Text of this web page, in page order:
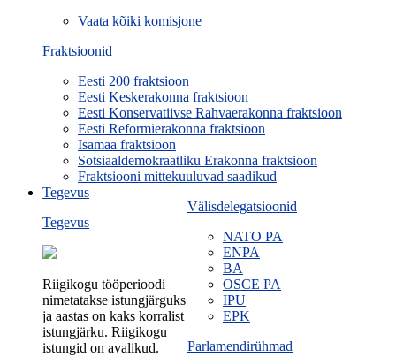
Vaata kõiki komisjone
Fraktsioonid
Eesti 200 fraktsioon
Eesti Keskerakonna fraktsioon
Eesti Konservatiivse Rahvaerakonna fraktsioon
Eesti Reformierakonna fraktsioon
Isamaa fraktsioon
Sotsiaaldemokraatliku Erakonna fraktsioon
Fraktsiooni mittekuuluvad saadikud
Välisdelegatsioonid
NATO PA
ENPA
BA
OSCE PA
IPU
EPK
Parlamendirühmad
Tegevus
Tegevus
Riigikogu tööperioodi
nimetatakse istungjärguks
ja aastas on kaks korralist
istungjärku. Riigikogu
istungid on avalikud.